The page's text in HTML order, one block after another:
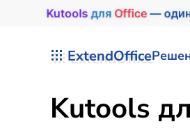
Kutools для Office— один
ExtendOffice
Kutools